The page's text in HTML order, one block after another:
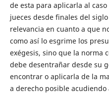
de esta para aplicarla al
jueces desde finales del
relevancia en cuanto a que
como así lo esgrime los
exégesis, sino que la norma
debe desentrañar desde su
encontrar o aplicarla de la
a derecho posible